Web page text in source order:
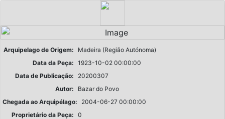
Arquipelago de Origem:
Madeira (Região Autónoma)
Data da Peça: 1923-10-02 00:00:00
Data de Publicação:
20200307
Autor:
Bazar do Povo
Chegada ao Arquipélago:
2004-06-27 00:00:00
Proprietário da Peça: 0